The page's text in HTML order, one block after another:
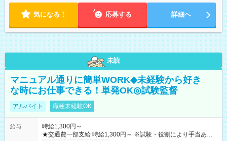
気になる！ 応募する 詳細へ
未読
マニュアル通りに簡単WORK◆未経験から好き
な時にお仕事できる！単発OK◎試験監督
アルバイト 職種未経験OK
給与
時給1,300円～
★交通費一部支給 時給1,300円～ ※試験・役割により手当あり